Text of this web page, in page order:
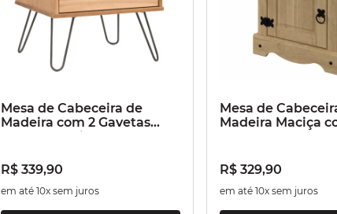
Mesa de Cabeceira de
Madeira com 2 Gavetas
R$ 339,90
em até 10x sem juros
Mesa de
Madeira Maciça
R$ 329,90
em até 10x sem juros